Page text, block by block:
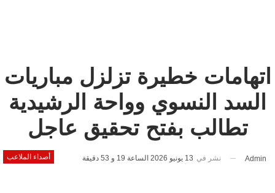
اتهامات خطيرة تزلزل مباريات
السد النسوي وواحة الرشيدية
تطالب بفتح تحقيق عاجل
أصداء الملاعب Admin نشر في 13 يونيو 2026 الساعة 19 و 53 دقيقة